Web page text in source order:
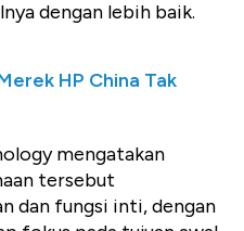
dengan lebih baik.
HP China Tak
mengatakan
tersebut
dan fungsi inti, dengan